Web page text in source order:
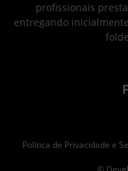
profissionais
entregando
Política de Privacidade e